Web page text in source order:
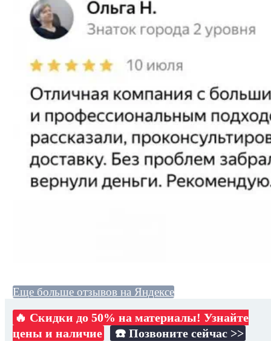
Еще больше отзывов на Яндексе
🔥 Скидки до 50% на материалы! Узнайте
цены и наличие
☎️ Позвоните сейчас >>